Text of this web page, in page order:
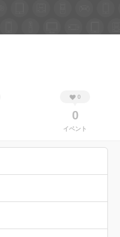
0
0
イベント